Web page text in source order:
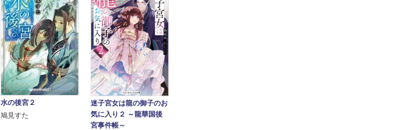
水の後宮２
鳩見すた
迷子宮女は龍の御子のお
気に入り２ ～龍華国後
宮事件帳～